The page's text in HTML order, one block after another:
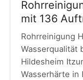
mit 136
Rohrreinigung
Wasserqualität
Hildesheim
Wasserhärte